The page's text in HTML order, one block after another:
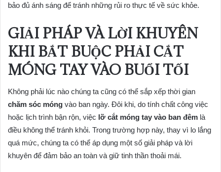
bảo đủ ánh sáng để tránh những rủi ro thực tế về sức khỏe.
GIẢI PHÁP VÀ LỜI KHUYÊN
KHI BẮT BUỘC PHẢI CẮT
MÓNG TAY VÀO BUỔI TỐI
Không phải lúc nào chúng ta cũng có thể sắp xếp thời gian
chăm sóc móng vào ban ngày. Đôi khi, do tính chất công việc
hoặc lịch trình bận rộn, việc lỡ cắt móng tay vào ban đêm là
điều không thể tránh khỏi. Trong trường hợp này, thay vì lo lắng
quá mức, chúng ta có thể áp dụng một số giải pháp và lời
khuyên để đảm bảo an toàn và giữ tinh thần thoải mái.